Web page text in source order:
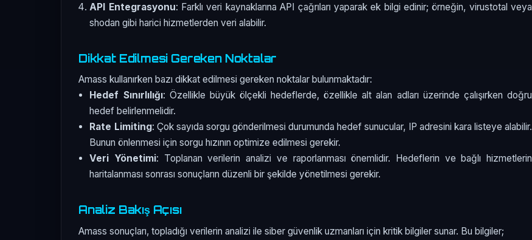
API Entegrasyonu: Farklı veri kaynaklarına API çağrıları yaparak ek bilgi edinir; örneğin, virustotal veya
shodan gibi harici hizmetlerden veri alabilir.
Dikkat Edilmesi Gereken Noktalar
Amass kullanırken bazı dikkat edilmesi gereken noktalar bulunmaktadır:
Hedef Sınırlılığı: Özellikle büyük ölçekli hedeflerde, özellikle alt alan adları üzerinde çalışırken doğru
hedef belirlenmelidir.
Rate Limiting: Çok sayıda sorgu gönderilmesi durumunda hedef sunucular, IP adresini kara listeye alabilir.
Bunun önlenmesi için sorgu hızının optimize edilmesi gerekir.
Veri Yönetimi: Toplanan verilerin analizi ve raporlanması önemlidir. Hedeflerin ve bağlı hizmetlerin
haritalanması sonrası sonuçların düzenli bir şekilde yönetilmesi gerekir.
Analiz Bakış Açısı
Amass sonuçları, topladığı verilerin analizi ile siber güvenlik uzmanları için kritik bilgiler sunar. Bu bilgiler;